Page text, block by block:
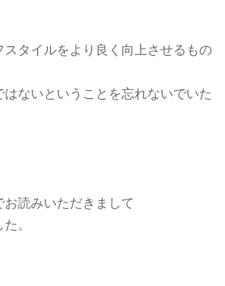
スタイルをより良く向上させるもの
はないということを忘れないでいた
読みいただきまして
。